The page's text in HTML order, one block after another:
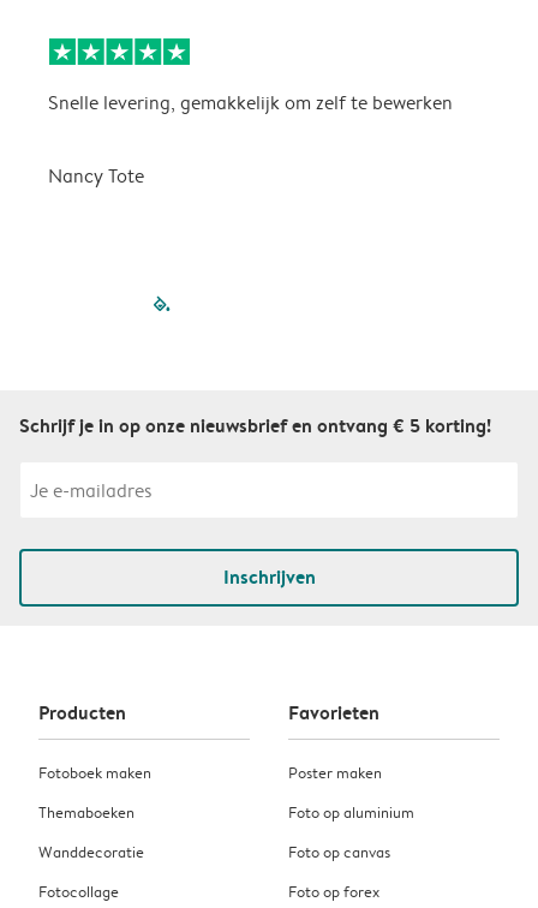
Snelle levering, gemakkelijk om zelf te bewerken
Nancy Tote
filled-pagination
Schrijf je in op onze nieuwsbrief en ontvang € 5 korting!
Inschrijven
Producten
Fotoboek maken
Themaboeken
Wanddecoratie
Fotocollage
Favorieten
Poster maken
Foto op aluminium
Foto op canvas
Foto op forex